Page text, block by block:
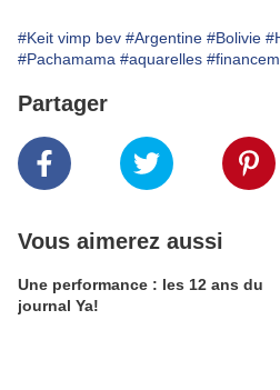
#Keit vimp bev #Argentine #Bolivie
#Pachamama #aquarelles
Partager
Vous aimerez aussi
Une performance : les 12 ans du
journal Ya!